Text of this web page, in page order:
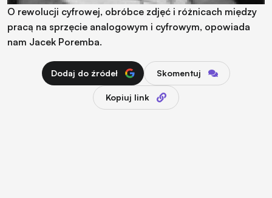
O rewolucji cyfrowej, obróbce zdjęć i różnicach między
pracą na sprzęcie analogowym i cyfrowym, opowiada
nam Jacek Poremba.
Dodaj do źródeł Skomentuj
Kopiuj link